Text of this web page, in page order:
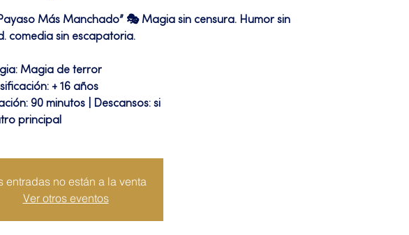
Más Manchado” 🎭 Magia sin censura. Humor sin
comedia sin escapatoria.
Magia de terror
+ 16 años
90 minutos | Descansos: si
principal
entradas no están a la venta
Ver otros eventos